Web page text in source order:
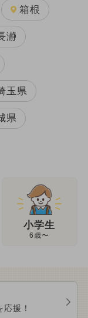
箱根
瀞
玉県
県
小学生
6歳〜
援！